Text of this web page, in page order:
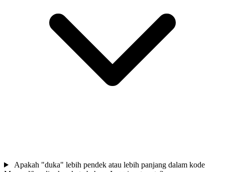
Apakah "duka" lebih pendek atau lebih panjang dalam kode